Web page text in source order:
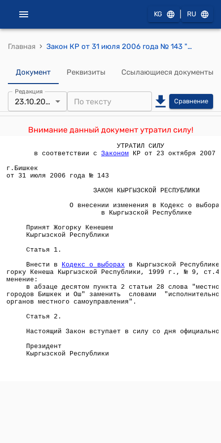
KG RU
Главная › Закон КР от 31 июля 2006 года № 143 "О внесении изменения в Кодекс о выборах в Кыргызской Республике"
Документ Реквизиты Ссылающиеся документы
Редакция
23.10.2007 Сравнение
Внимание данный документ утратил силу!